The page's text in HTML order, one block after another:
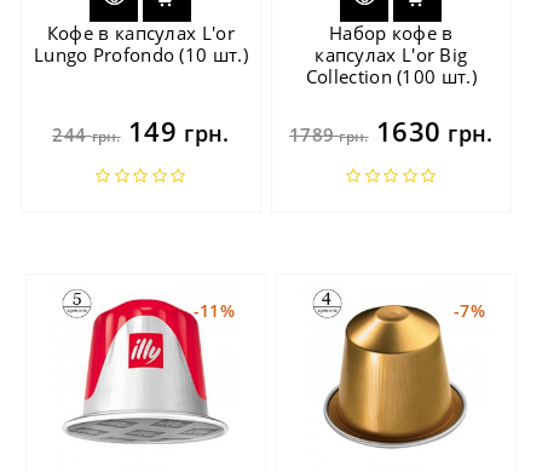
Кофе в капсулах L'or
Lungo Profondo (10 шт.)
244грн.149 грн.
Набор кофе в
капсулах L'or Big
Collection (100 шт.)
1789грн.1630 грн.
-11% -7%